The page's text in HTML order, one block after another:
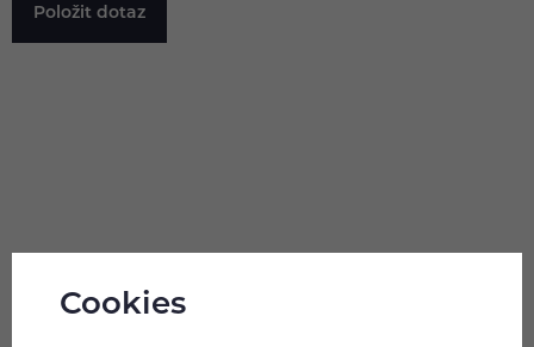
Položit dotaz
info@ejuice.cz
kdykoliv
Cookies